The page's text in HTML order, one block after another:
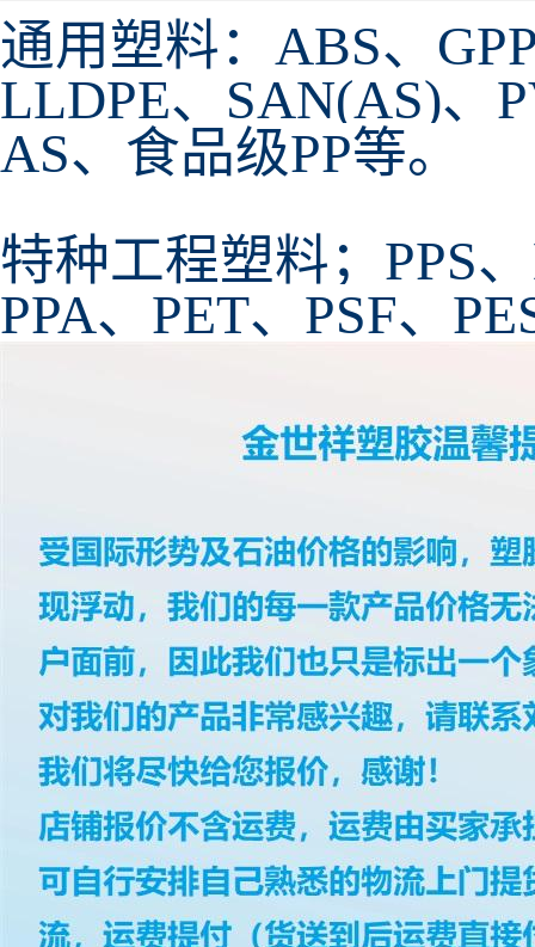
通用塑料：ABS、
LLDPE、SAN(AS)、
AS、食品级PP等。
特种工程塑料；PPS
PPA、PET、PSF、